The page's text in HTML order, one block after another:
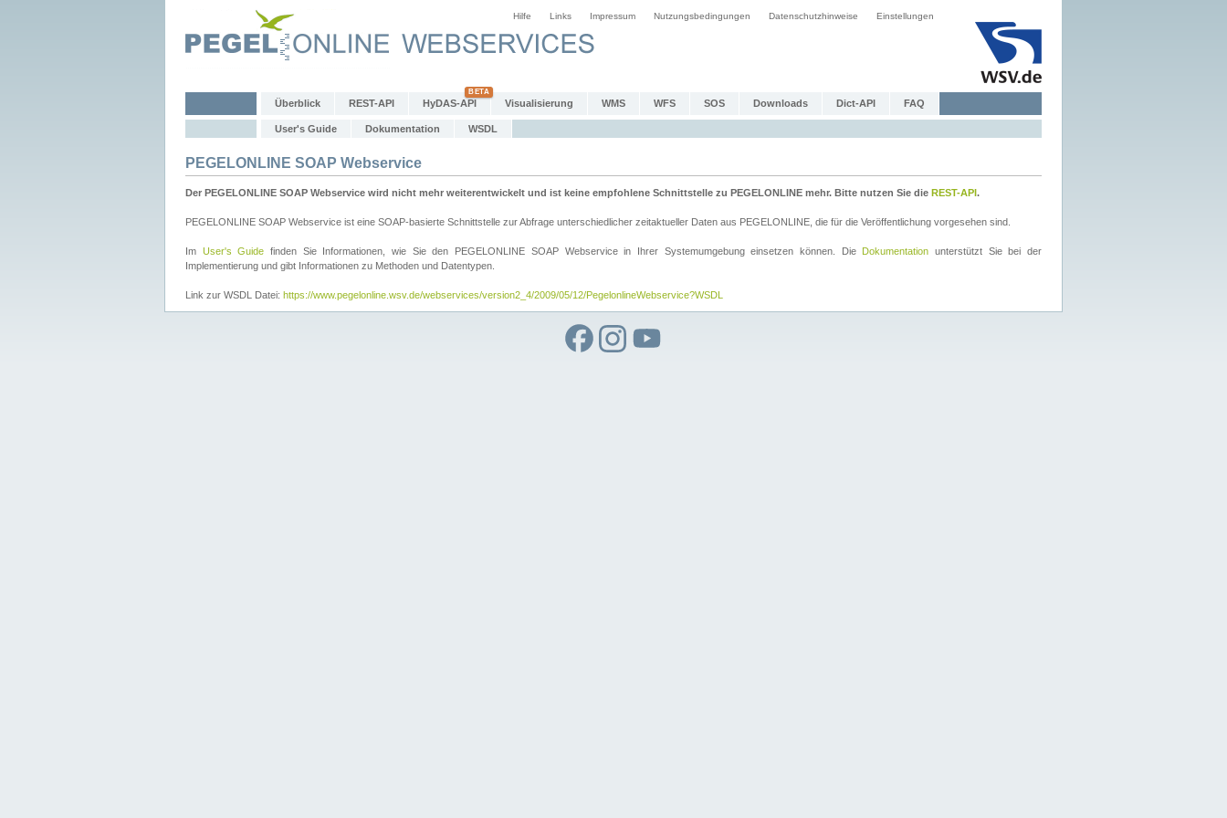
Hilfe Links Impressum Nutzungsbedingungen Datenschutzhinweise Einstellungen
Überblick REST-API HyDAS-API Visualisierung WMS WFS SOS Downloads Dict-API FAQ
User's Guide Dokumentation WSDL
PEGELONLINE SOAP Webservice
Der PEGELONLINE SOAP Webservice wird nicht mehr weiterentwickelt und ist keine empfohlene Schnittstelle zu PEGELONLINE mehr. Bitte nutzen Sie die REST-API.
PEGELONLINE SOAP Webservice ist eine SOAP-basierte Schnittstelle zur Abfrage unterschiedlicher zeitaktueller Daten aus PEGELONLINE, die für die Veröffentlichung vorgesehen sind.
Im User's Guide finden Sie Informationen, wie Sie den PEGELONLINE SOAP Webservice in Ihrer Systemumgebung einsetzen können. Die Dokumentation unterstützt Sie bei der
Implementierung und gibt Informationen zu Methoden und Datentypen.
Link zur WSDL Datei: https://www.pegelonline.wsv.de/webservices/version2_4/2009/05/12/PegelonlineWebservice?WSDL